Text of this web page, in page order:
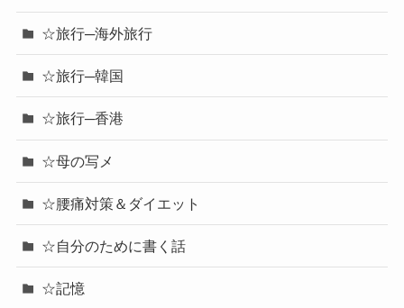
☆旅行─海外旅行
☆旅行─韓国
☆旅行─香港
☆母の写メ
☆腰痛対策＆ダイエット
☆自分のために書く話
☆記憶